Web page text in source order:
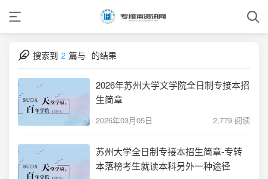
搜索到 2 篇与 的结果
2026年苏州大学文学院全日制专接本招
生简章
2026年03月05日 2,779 阅读
苏州大学全日制专接本招生简章-专转
本落榜考生就读本科另外一种途径